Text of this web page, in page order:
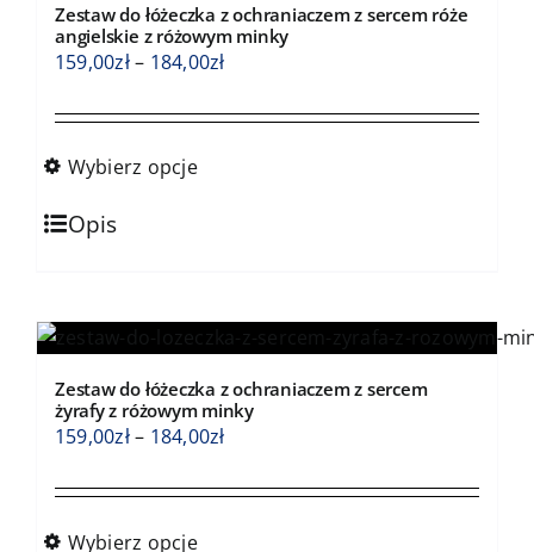
Zestaw do łóżeczka z ochraniaczem z sercem róże
angielskie z różowym minky
159,00zł– 184,00złZakres
od
Wybierz opcje
Ten
produkt
wariantów.
można
wybrać
stronie
produktu
Opis
Zestaw do łóżeczka z ochraniaczem z sercem
żyrafy z różowym minky
159,00zł– 184,00złZakres
od
Wybierz opcje